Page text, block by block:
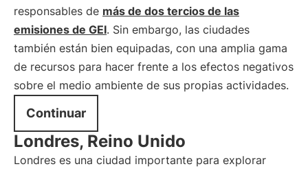
responsables de más de dos tercios de las
emisiones de GEI. Sin embargo, las ciudades
también están bien equipadas, con una amplia gama
de recursos para hacer frente a los efectos negativos
sobre el medio ambiente de sus propias actividades.
Continuar
Londres, Reino Unido
Londres es una ciudad importante para explorar